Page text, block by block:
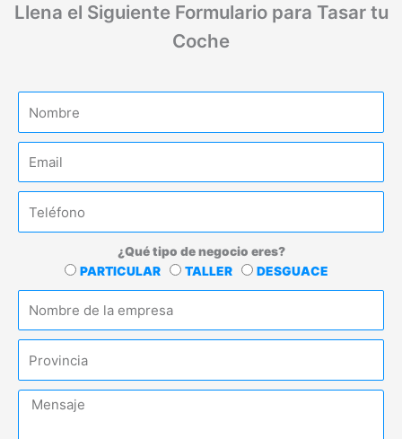
Llena el Siguiente Formulario para Tasar tu
Coche
m
r
a
l
o
¿Qué tipo de negocio eres?
i
o
PARTICULAR TALLER
DESGUACE
p
e
o